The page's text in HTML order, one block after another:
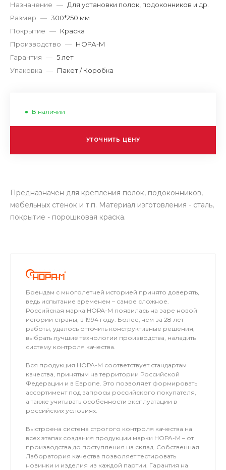
Назначение — Для установки полок, подоконников и др.
Размер — 300*250 мм
Покрытие — Краска
Производство — НОРА-М
Гарантия — 5 лет
Упаковка — Пакет / Коробка
В наличии
УТОЧНИТЬ ЦЕНУ
Предназначен для крепления полок, подоконников,
мебельных стенок и т.п. Материал изготовления - сталь,
покрытие - порошковая краска.
Брендам с многолетней историей принято доверять,
ведь испытание временем – самое сложное.
Российская марка НОРА-М появилась на заре новой
истории страны, в 1994 году. Более, чем за 28 лет
работы, удалось отточить конструктивные решения,
выбрать лучшие технологии производства, наладить
систему контроля качества.
Вся продукция НОРА-М соответствует стандартам
качества, принятым на территории Российской
Федерации и в Европе. Это позволяет формировать
ассортимент под запросы российского покупателя,
а также учитывать особенности эксплуатации в
российских условиях.
Выстроена система строгого контроля качества на
всех этапах создания продукции марки НОРА-М – от
производства до поступления на склад. Собственная
Лаборатория качества позволяет тестировать
новинки и изделия из каждой партии. Гарантия на